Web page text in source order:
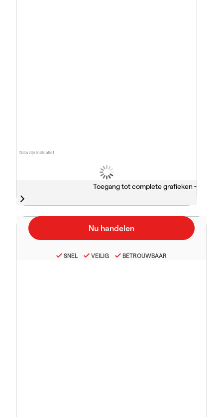
Data zijn indicatief
Toegang tot complete grafieken -
SNEL VEILIG BETROUWBAAR